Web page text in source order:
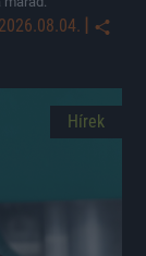
2026.08.04. |
Hírek